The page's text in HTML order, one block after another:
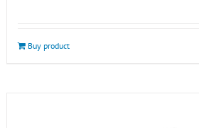
Buy product